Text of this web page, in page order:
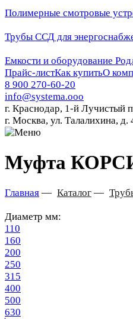
Полимерные смотровые
Трубы ССД для
Емкости и оборудование
Прайс-листКак купитьО
8 900 270-60-20
info@systema.ooo
г. Краснодар, 1-й Лучистый
г. Москва, ул. Талалихина,
Муфта
Главная — Каталог—
Диаметр мм:
110
160
200
250
315
400
500
630